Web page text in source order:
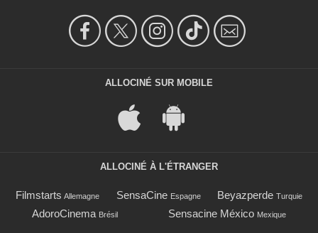
ALLOCINÉ SUR MOBILE
ALLOCINÉ À L'ÉTRANGER
Filmstarts Allemagne SensaCine Espagne Beyazperde Turquie
AdoroCinema Brésil Sensacine México Mexique